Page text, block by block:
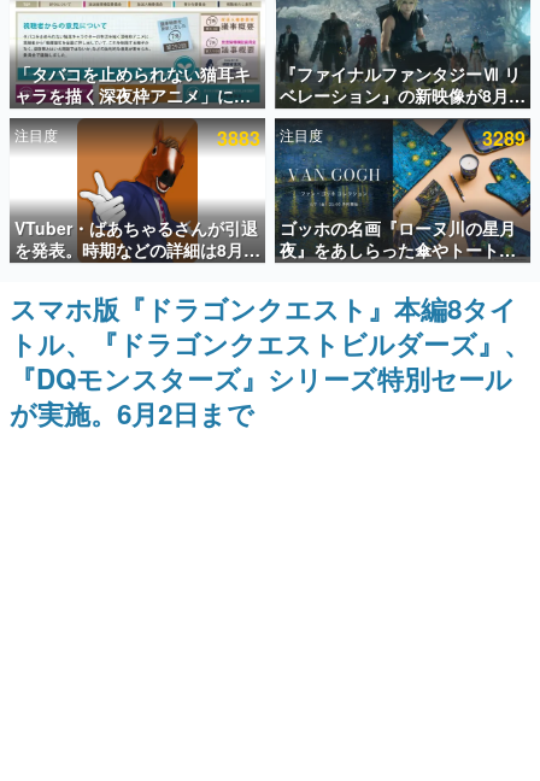
ゲームの企画書
名作ゲームクリエイターの方々に製作時のエピソードをお
聞きし、ヒットする企画（ゲーム）とは何か？を探ってい
きます。
赫本
この物語を解いてはいけない。『赫本』は、〈試験問題〉
の形をした短編ホラー小説集です。
新世代に訊く
これからのデジタルゲーム市場を担う若きクリエイター達
の姿を追い、彼らのルーツと情熱を探っていきます。
ゲーム世代の作家たち
ゲームに多大な影響を受けた作家さんに取材し、ゲームが
日本のコンテンツ産業やカルチャーに与えた影響を探る企
画です。
日本モバイルゲーム産業史
日本のモバイルゲーム史における主要なトピック・タイト
「タバコを止められない猫耳キ
ャラを描く深夜枠アニメ」に視
聴者の一部から批判意見。違法
薬物の使用と思しき描写も含め
て、BPOが議論を交わす
『ファイナルファンタジーⅦ リ
ベレーション』の新映像が8月
26日早朝に公開へ。『FF7』リ
メイクシリーズの完結編、
「gamescom」のオープニング
ナイトライブにてディレクター
の浜口直樹氏が登壇する予定
注目度 3883
VTuber・ばあちゃるさんが引退
を発表。時期などの詳細は8月9
日15時からの配信で説明
注目度 3289
ゴッホの名画『ローヌ川の星月
夜』をあしらった傘やトートバ
ッグなどが登場。8月7日21時よ
り2日間限定で予約販売
スマホ版『ドラゴンクエスト』本編8タイ
トル、『ドラゴンクエストビルダーズ』、
『DQモンスターズ』シリーズ特別セール
が実施。6月2日まで